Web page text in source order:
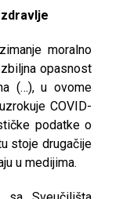
moralno
opasnost
(…), u ovome
COVID-
podatke o
stoje drugačije
u medijima.